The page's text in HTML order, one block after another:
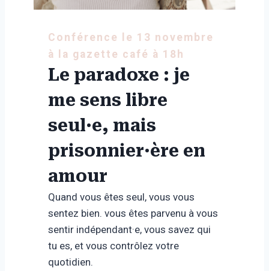
Conférence le 13 novembre
à la gazette café à 18h
Le paradoxe : je
me sens libre
seul·e, mais
prisonnier·ère en
amour
Quand vous êtes seul, vous vous
sentez bien. vous êtes parvenu à vous
sentir indépendant·e, vous savez qui
tu es, et vous contrôlez votre
quotidien.